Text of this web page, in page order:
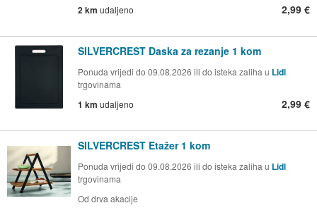
2 km udaljeno 2,99 €
SILVERCREST Daska za rezanje 1 kom
Ponuda vrijedi do 09.08.2026 ili do isteka zaliha u Lidl
trgovinama
1 km udaljeno 2,99 €
SILVERCREST Etažer 1 kom
Ponuda vrijedi do 09.08.2026 ili do isteka zaliha u Lidl
trgovinama
Od drva akacije